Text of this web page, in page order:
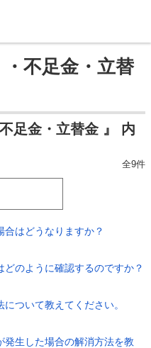
不足金・立替
足金・立替金 』 内
全9件
はどうなりますか？
のように確認するのですか？
ついて教えてください。
発生した場合の解消方法を教